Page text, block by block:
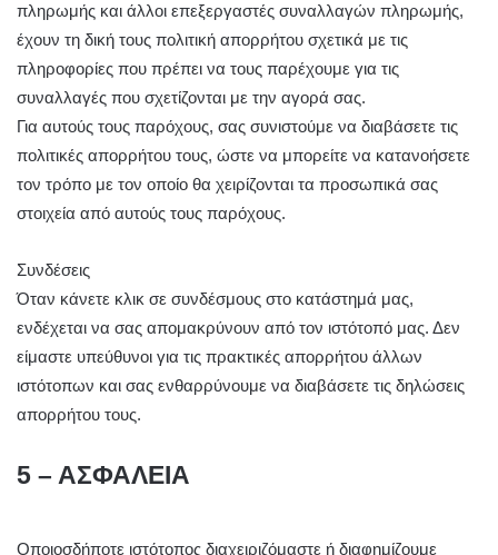
πληρωμής και άλλοι επεξεργαστές συναλλαγών πληρωμής,
έχουν τη δική τους πολιτική απορρήτου σχετικά με τις
πληροφορίες που πρέπει να τους παρέχουμε για τις
συναλλαγές που σχετίζονται με την αγορά σας.
Για αυτούς τους παρόχους, σας συνιστούμε να διαβάσετε τις
πολιτικές απορρήτου τους, ώστε να μπορείτε να κατανοήσετε
τον τρόπο με τον οποίο θα χειρίζονται τα προσωπικά σας
στοιχεία από αυτούς τους παρόχους.
Συνδέσεις
Όταν κάνετε κλικ σε συνδέσμους στο κατάστημά μας,
ενδέχεται να σας απομακρύνουν από τον ιστότοπό μας. Δεν
είμαστε υπεύθυνοι για τις πρακτικές απορρήτου άλλων
ιστότοπων και σας ενθαρρύνουμε να διαβάσετε τις δηλώσεις
απορρήτου τους.
5 – ΑΣΦΑΛΕΙΑ
Οποιοσδήποτε ιστότοπος διαχειριζόμαστε ή διαφημίζουμε